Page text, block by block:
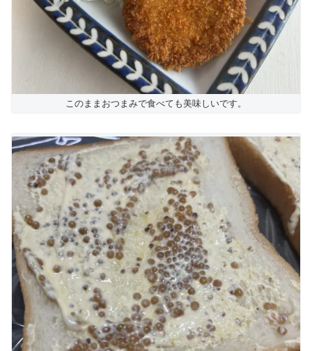
このままおつまみで食べても美味しいです。